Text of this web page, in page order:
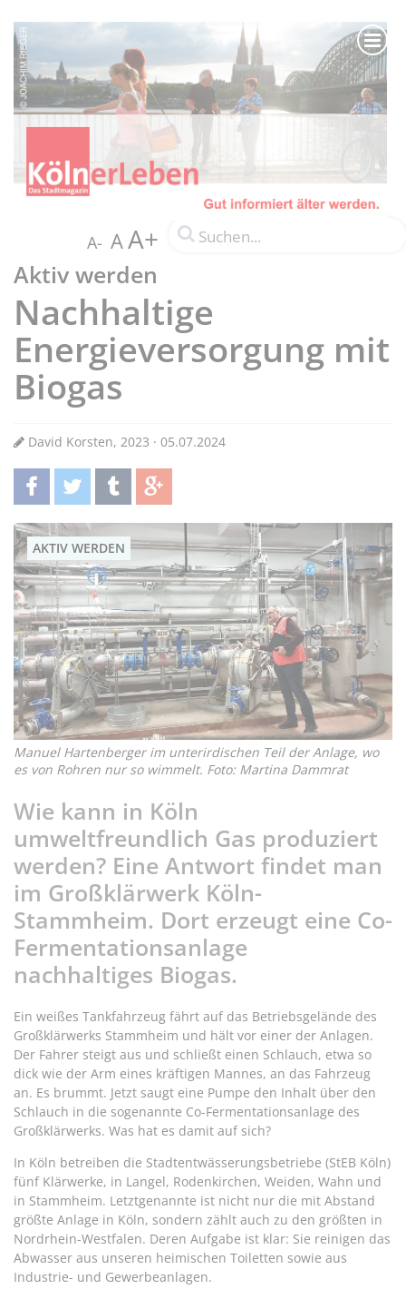
A- AA+
Aktiv werden
Nachhaltige
Energieversorgung mit
Biogas
David Korsten, 2023 · 05.07.2024
teilentwittern teilen teilen
AKTIV WERDEN
Manuel Hartenberger im unterirdischen Teil der Anlage, wo
es von Rohren nur so wimmelt. Foto: Martina Dammrat
Wie kann in Köln
umweltfreundlich Gas produziert
werden? Eine Antwort findet man
im Großklärwerk Köln-
Stammheim. Dort erzeugt eine Co-
Fermentationsanlage
nachhaltiges Biogas.
Ein weißes Tankfahrzeug fährt auf das Betriebsgelände des
Großklärwerks Stammheim und hält vor einer der Anlagen.
Der Fahrer steigt aus und schließt einen Schlauch, etwa so
dick wie der Arm eines kräftigen Mannes, an das Fahrzeug
an. Es brummt. Jetzt saugt eine Pumpe den Inhalt über den
Schlauch in die sogenannte Co-Fermentationsanlage des
Großklärwerks. Was hat es damit auf sich?
In Köln betreiben die Stadtentwässerungsbetriebe (StEB Köln)
fünf Klärwerke, in Langel, Rodenkirchen, Weiden, Wahn und
in Stammheim. Letztgenannte ist nicht nur die mit Abstand
größte Anlage in Köln, sondern zählt auch zu den größten in
Nordrhein-Westfalen. Deren Aufgabe ist klar: Sie reinigen das
Abwasser aus unseren heimischen Toiletten sowie aus
Industrie- und Gewerbeanlagen.